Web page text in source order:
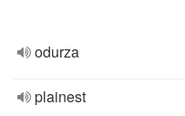
odurza
plainest